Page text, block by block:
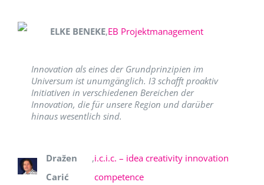
ELKE BENEKE,EB Projektmanagement
Innovation als eines der Grundprinzipien im
Universum ist unumgänglich. I3 schafft proaktiv
Initiativen in verschiedenen Bereichen der
Innovation, die für unsere Region und darüber
hinaus wesentlich sind.
Dražen
Carić
,i.c.i.c. – idea creativity innovation
competence